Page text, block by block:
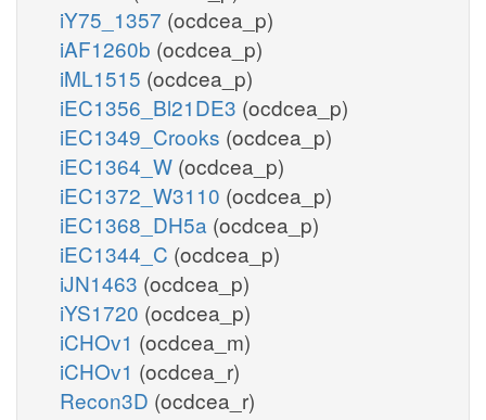
iY75_1357 (ocdcea_p)
iAF1260b (ocdcea_p)
iML1515 (ocdcea_p)
iEC1356_Bl21DE3 (ocdcea_p)
iEC1349_Crooks (ocdcea_p)
iEC1364_W (ocdcea_p)
iEC1372_W3110 (ocdcea_p)
iEC1368_DH5a (ocdcea_p)
iEC1344_C (ocdcea_p)
iJN1463 (ocdcea_p)
iYS1720 (ocdcea_p)
iCHOv1 (ocdcea_m)
iCHOv1 (ocdcea_r)
Recon3D (ocdcea_r)